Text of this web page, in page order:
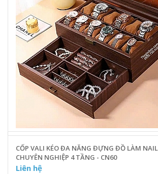
CỐP VALI KÉO ĐA NĂNG ĐỰNG ĐỒ LÀM
CHUYÊN NGHIỆP 4 TẦNG - CN60
Liên hệ